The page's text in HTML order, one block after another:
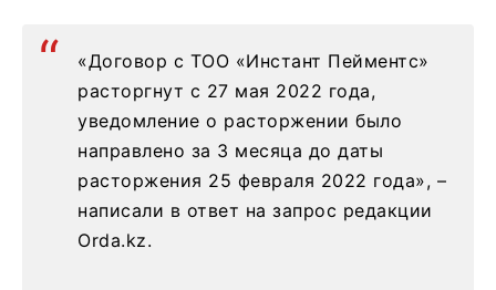
«Договор с ТОО «Инстант Пейментс»
расторгнут с 27 мая 2022 года,
уведомление о расторжении было
направлено за 3 месяца до даты
расторжения 25 февраля 2022 года», –
написали в ответ на запрос редакции
Orda.kz.